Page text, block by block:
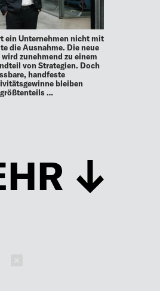
ein Unternehmen nicht mit
die Ausnahme. Die neue
zunehmend zu einem
von Strategien. Doch
handfeste
bleiben
größtenteils …